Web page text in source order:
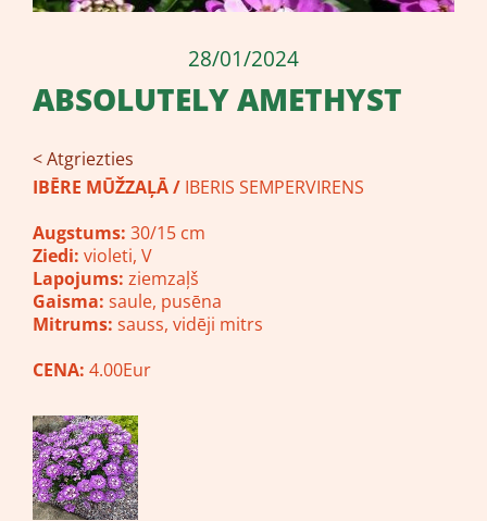
28/01/2024
ABSOLUTELY AMETHYST
< Atgriezties
IBĒRE MŪŽZAĻĀ / IBERIS SEMPERVIRENS
Augstums: 30/15 cm
Ziedi: violeti, V
Lapojums: ziemzaļš
Gaisma: saule, pusēna
Mitrums: sauss, vidēji mitrs
CENA: 4.00Eur